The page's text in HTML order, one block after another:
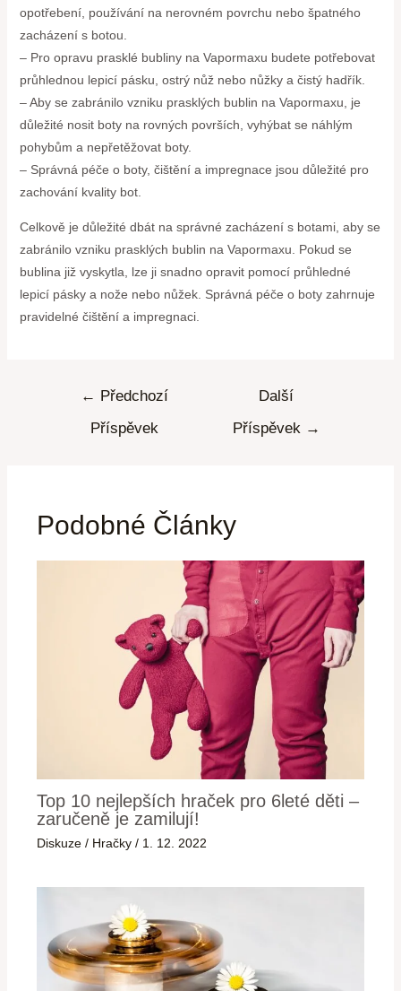
opotřebení, používání na nerovném povrchu nebo špatného
zacházení s botou.
– Pro opravu prasklé bubliny na Vapormaxu budete potřebovat
průhlednou lepicí pásku, ostrý nůž nebo nůžky a čistý hadřík.
– Aby se zabránilo vzniku prasklých bublin na Vapormaxu, je
důležité nosit boty na rovných površích, vyhýbat se náhlým
pohybům a nepřetěžovat boty.
– Správná péče o boty, čištění a impregnace jsou důležité pro
zachování kvality bot.
Celkově je důležité dbát na správné zacházení s botami, aby se
zabránilo vzniku prasklých bublin na Vapormaxu. Pokud se
bublina již vyskytla, lze ji snadno opravit pomocí průhledné
lepicí pásky a nože nebo nůžek. Správná péče o boty zahrnuje
pravidelné čištění a impregnaci.
← Předchozí
Příspěvek
Další
Příspěvek →
Podobné Články
Top 10 nejlepších hraček pro 6leté děti –
zaručeně je zamilují!
Diskuze / Hračky / 1. 12. 2022